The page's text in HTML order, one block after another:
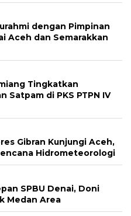
dengan Pimpinan
Aceh dan Semarakkan
Tingkatkan
Satpam di PKS PTPN IV
Gibran Kunjungi Aceh,
Hidrometeorologi
SPBU Denai, Doni
Medan Area